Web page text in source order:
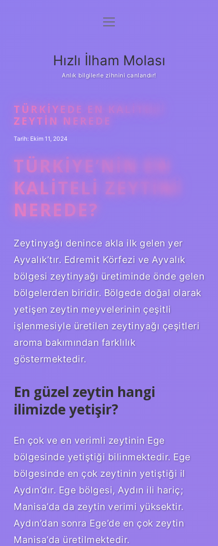
Anasayfa
Yasal Uyarı
menüyü
Hızlı İlham Molası
Anlık bilgilerle zihnini canlandır!
TÜRKIYEDE EN KALITELI
ZEYTIN NEREDE
Tarih: Ekim 11, 2024
TÜRKIYE’NIN EN
KALITELI ZEYTINI
NEREDE?
Zeytinyağı denince akla ilk gelen yer
Ayvalık’tır. Edremit Körfezi ve Ayvalık
bölgesi zeytinyağı üretiminde önde gelen
bölgelerden biridir. Bölgede doğal olarak
yetişen zeytin meyvelerinin çeşitli
işlenmesiyle üretilen zeytinyağı çeşitleri
aroma bakımından farklılık
göstermektedir.
En güzel zeytin hangi
ilimizde yetişir?
En çok ve en verimli zeytinin Ege
bölgesinde yetiştiği bilinmektedir. Ege
bölgesinde en çok zeytinin yetiştiği il
Aydın’dır. Ege bölgesi, Aydın ili hariç;
Manisa’da da zeytin verimi yüksektir.
Aydın’dan sonra Ege’de en çok zeytin
Manisa’da üretilmektedir.